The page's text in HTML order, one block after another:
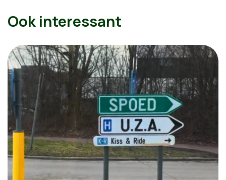
Ook interessant